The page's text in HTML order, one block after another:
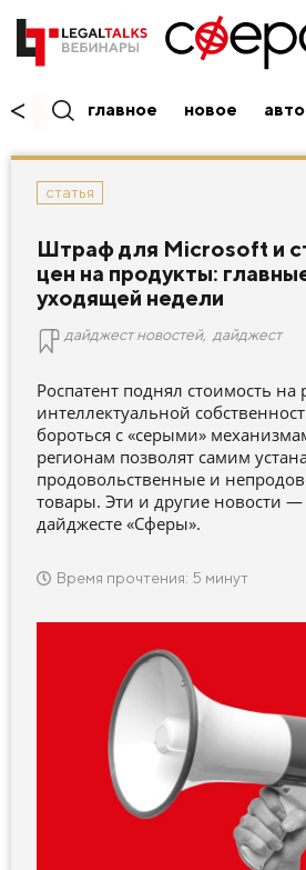
главное новое
статья
Штраф для Microsoft и
цен на продукты:
уходящей недели
дайджест новостей, дайджест
Роспатент поднял стоимость на
интеллектуальной
бороться с «серыми»
регионам позволят самим
продовольственные и
товары. Эти и другие новости
дайджесте «Сферы».
Время прочтения: 5 минут